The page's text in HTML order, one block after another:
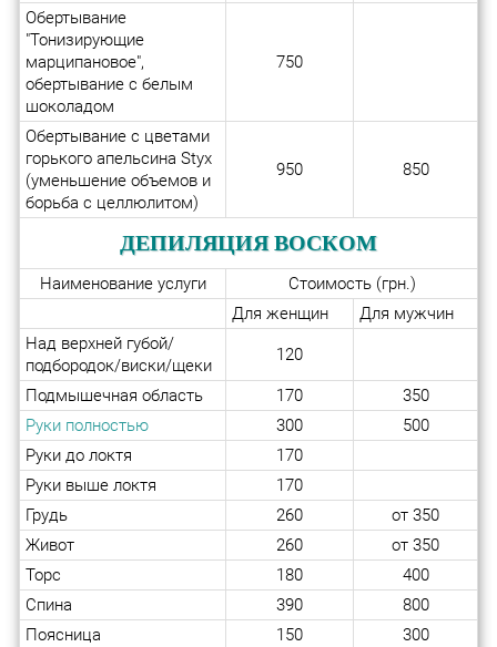
Обертывание
"Тонизирующие
марципановое",
обертывание с белым
шоколадом
750
Обертывание с цветами
горького апельсина Styx
(уменьшение объемов и
борьба с целлюлитом)
950 850
ДЕПИЛЯЦИЯ ВОСКОМ
Наименование услуги
Стоимость (грн.)
Для женщин
Для мужчин
Над верхней губой/
подбородок/виски/щеки
120
Подмышечная область 170
350
Руки полностью
300
500
Руки до локтя
170
Руки выше локтя
170
Грудь
260
от 350
Живот
260
от 350
Торс
180
400
Спина
390
800
Поясница
150
300